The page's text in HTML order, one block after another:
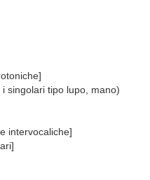
singolari tipo lupo, mano)
intervocaliche]